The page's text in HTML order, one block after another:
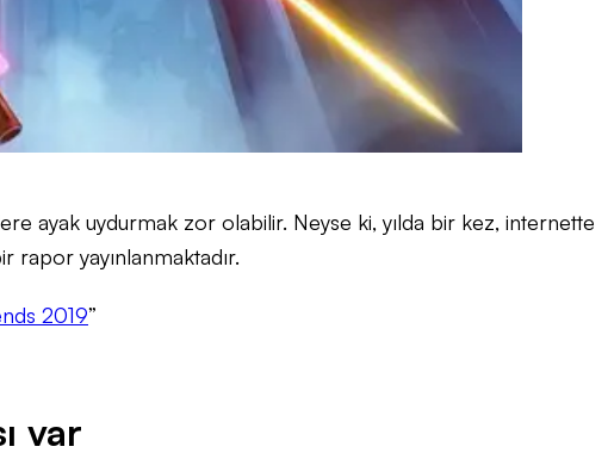
ayak uydurmak zor olabilir. Neyse ki, yılda bir kez, internette
yayınlanmaktadır.
2019”
var